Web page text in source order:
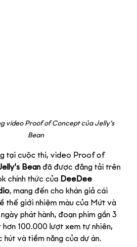
video Proof of Concept của Jelly’s
Bean
tại cuộc thi, video Proof of
Bean đã được đăng tải trên
chính thức của DeeDee
, mang đến cho khán giả cái
thế giới nhiệm màu của Mứt và
phát hành, đoạn phim gần 3
hơn 100.000 lượt xem tự nhiên,
hút và tiềm năng của dự án.